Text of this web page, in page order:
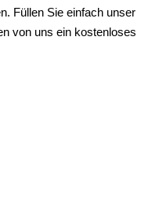
Füllen Sie einfach unser
von uns ein kostenloses